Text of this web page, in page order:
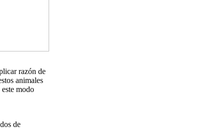
razón de
animales
modo
de